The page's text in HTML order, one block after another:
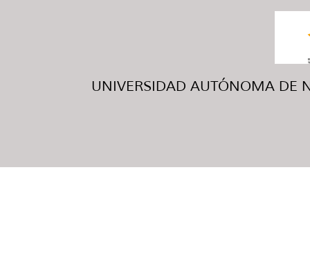
UNIVERSIDAD AUTÓNOMA DE